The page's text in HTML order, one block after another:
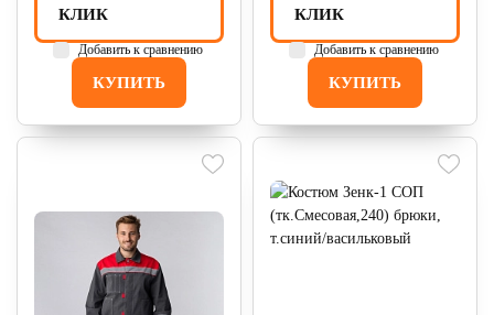
КУПИТЬ
КЛИК
Добавить к сравнению
КУПИТЬ
КЛИК
Добавить к сравнению